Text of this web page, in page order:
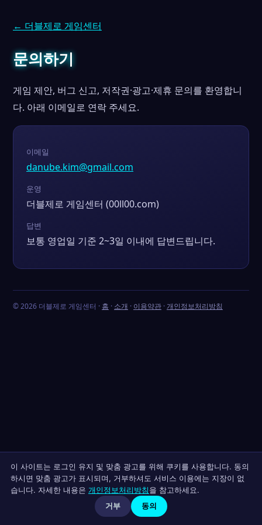
← 더블제로 게임센터
문의하기
게임 제안, 버그 신고, 저작권·광고·제휴 문의를 환영합니
다. 아래 이메일로 연락 주세요.
이메일
danube.kim@gmail.com
운영
더블제로 게임센터 (00ll00.com)
답변
보통 영업일 기준 2~3일 이내에 답변드립니다.
© 2026 더블제로 게임센터 · 홈 · 소개 · 이용약관 ·개인정보처리방침
이 사이트는 로그인 유지 및 맞춤 광고를 위해 쿠키를 사용합니다. 동의
하시면 맞춤 광고가 표시되며, 거부하셔도 서비스 이용에는 지장이 없
습니다. 자세한 내용은 개인정보처리방침을 참고하세요.
거부 동의